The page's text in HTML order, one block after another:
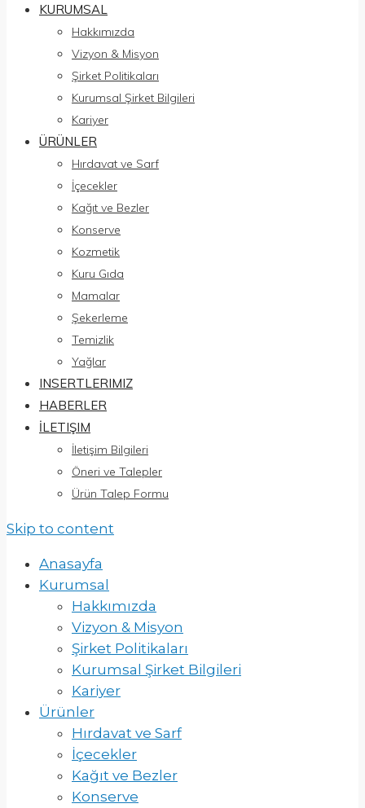
KURUMSAL
Hakkımızda
Vizyon & Misyon
Şirket Politikaları
Kurumsal Şirket Bilgileri
Kariyer
ÜRÜNLER
Hırdavat ve Sarf
İçecekler
Kağıt ve Bezler
Konserve
Kozmetik
Kuru Gıda
Mamalar
Şekerleme
Temizlik
Yağlar
INSERTLERIMIZ
HABERLER
İLETIŞIM
İletişim Bilgileri
Öneri ve Talepler
Ürün Talep Formu
Skip to content
Anasayfa
Kurumsal
Hakkımızda
Vizyon & Misyon
Şirket Politikaları
Kurumsal Şirket Bilgileri
Kariyer
Ürünler
Hırdavat ve Sarf
İçecekler
Kağıt ve Bezler
Konserve